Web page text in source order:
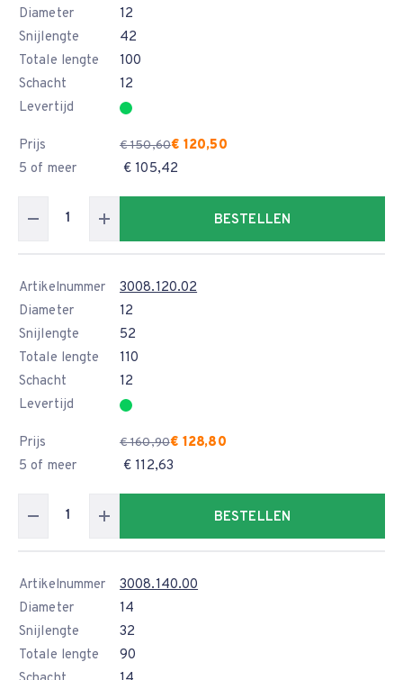
Diameter
12
Snijlengte
42
Totale lengte
100
Schacht
12
Levertijd
Prijs € 150,60€ 120,50
5 of meer
€ 105,42
BESTELLEN
Artikelnummer
3008.120.02
Diameter
12
Snijlengte
52
Totale lengte
110
Schacht
12
Levertijd
Prijs € 160,90€ 128,80
5 of meer
€ 112,63
BESTELLEN
Artikelnummer
3008.140.00
Diameter
14
Snijlengte
32
Totale lengte
90